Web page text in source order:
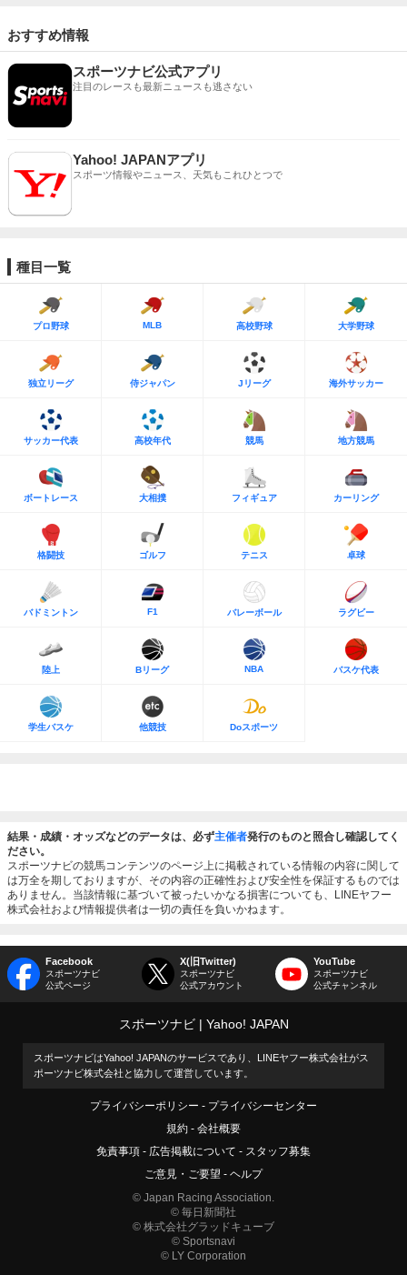
おすすめ情報
スポーツナビ公式アプリ
注目のレースも最新ニュースも逃さない
Yahoo! JAPANアプリ
スポーツ情報やニュース、天気もこれひとつで
種目一覧
プロ野球 MLB 高校野球 大学野球
独立リーグ 侍ジャパン Jリーグ 海外サッカー
サッカー代表 高校年代 競馬 地方競馬
ボートレース 大相撲 フィギュア カーリング
格闘技 ゴルフ テニス 卓球
バドミントン F1 バレーボール ラグビー
陸上 Bリーグ NBA バスケ代表
学生バスケ 他競技 Doスポーツ
結果・成績・オッズなどのデータは、必ず主催者発行のものと照合し確認してく
ださい。
スポーツナビの競馬コンテンツのページ上に掲載されている情報の内容に関して
は万全を期しておりますが、その内容の正確性および安全性を保証するものでは
ありません。当該情報に基づいて被ったいかなる損害についても、LINEヤフー
株式会社および情報提供者は一切の責任を負いかねます。
Facebook
スポーツナビ
公式ページ
X(旧Twitter)
スポーツナビ
公式アカウント
YouTube
スポーツナビ
公式チャンネル
スポーツナビ Yahoo! JAPAN
スポーツナビはYahoo! JAPANのサービスであり、LINEヤフー株式会社がス
ポーツナビ株式会社と協力して運営しています。
プライバシーポリシー
プライバシーセンター
規約
会社概要
免責事項
広告掲載について
スタッフ募集
ご意見・ご要望
ヘルプ
© Japan Racing Association.
© 毎日新聞社
© 株式会社グラッドキューブ
© Sportsnavi
© LY Corporation